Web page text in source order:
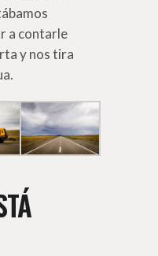
a contarle
y nos tira